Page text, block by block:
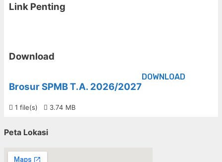
Link Penting
Download
Brosur SPMB T.A. 2026/2027
1 file(s) 3.74 MB
DOWNLOAD
Peta Lokasi